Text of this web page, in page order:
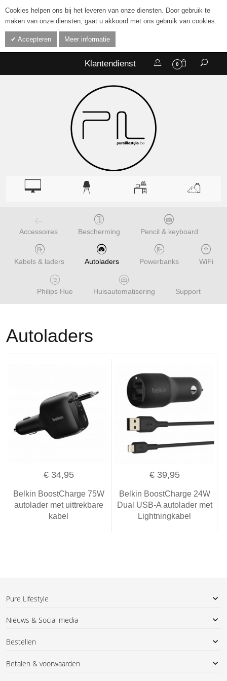
Cookies helpen ons bij het leveren van onze diensten. Door gebruik te
maken van onze diensten, gaat u akkoord met ons gebruik van cookies.
Accepteren Meer informatie
0
Klantendienst
Accessoires Bescherming Pencil & keyboard
Kabels & laders Autoladers Powerbanks WiFi
Philips Hue Huisautomatisering Support
Autoladers
€ 34,95
Belkin BoostCharge 75W
autolader met uittrekbare
kabel
€ 39,95
Belkin BoostCharge 24W
Dual USB-A autolader met
Lightningkabel
Pure Lifestyle
Nieuws & Social media
Bestellen
Betalen & voorwaarden